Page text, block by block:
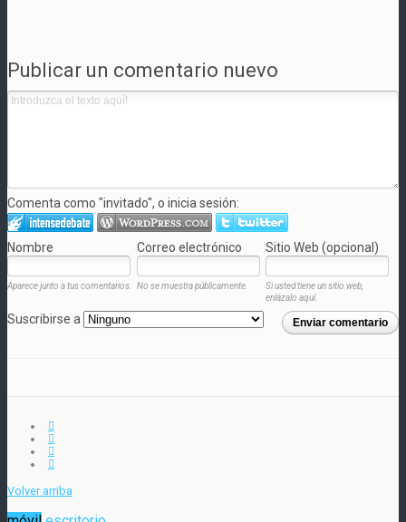
Publicar un comentario nuevo
Comenta como "invitado", o inicia sesión:
Nombre Correo electrónico Sitio Web (opcional)
Aparece junto a tus comentarios. No se muestra públicamente.
Si usted tiene un sitio web,
enlázalo aquí.
Enviar comentario
Suscribirse a
Volver arriba